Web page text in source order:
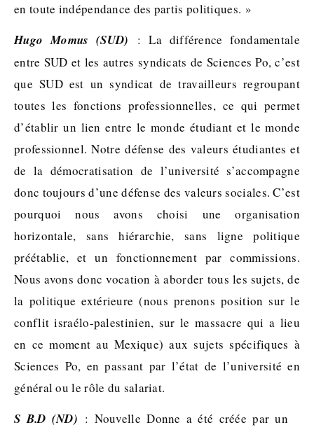
en toute indépendance des partis politiques. »
Hugo Momus (SUD) : La différence fondamentale
entre SUD et les autres syndicats de Sciences Po, c’est
que SUD est un syndicat de travailleurs regroupant
toutes les fonctions professionnelles, ce qui permet
d’établir un lien entre le monde étudiant et le monde
professionnel. Notre défense des valeurs étudiantes et
de la démocratisation de l’université s’accompagne
donc toujours d’une défense des valeurs sociales. C’est
pourquoi nous avons choisi une organisation
horizontale, sans hiérarchie, sans ligne politique
préétablie, et un fonctionnement par commissions.
Nous avons donc vocation à aborder tous les sujets, de
la politique extérieure (nous prenons position sur le
conflit israélo-palestinien, sur le massacre qui a lieu
en ce moment au Mexique) aux sujets spécifiques à
Sciences Po, en passant par l’état de l’université en
général ou le rôle du salariat.
S B.D (ND) : Nouvelle Donne a été créée par un